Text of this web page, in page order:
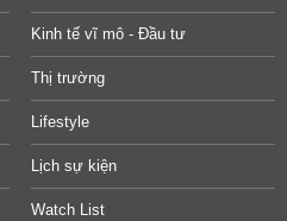
Kinh tế vĩ mô - Đầu tư
Thị trường
Lifestyle
Lịch sự kiện
Watch List